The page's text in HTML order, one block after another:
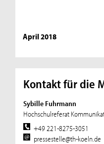
April 2018
Kontakt für die
Sybille Fuhrmann
Hochschulreferat
+49 221-8275-3051
pressestelle@th-koeln.de